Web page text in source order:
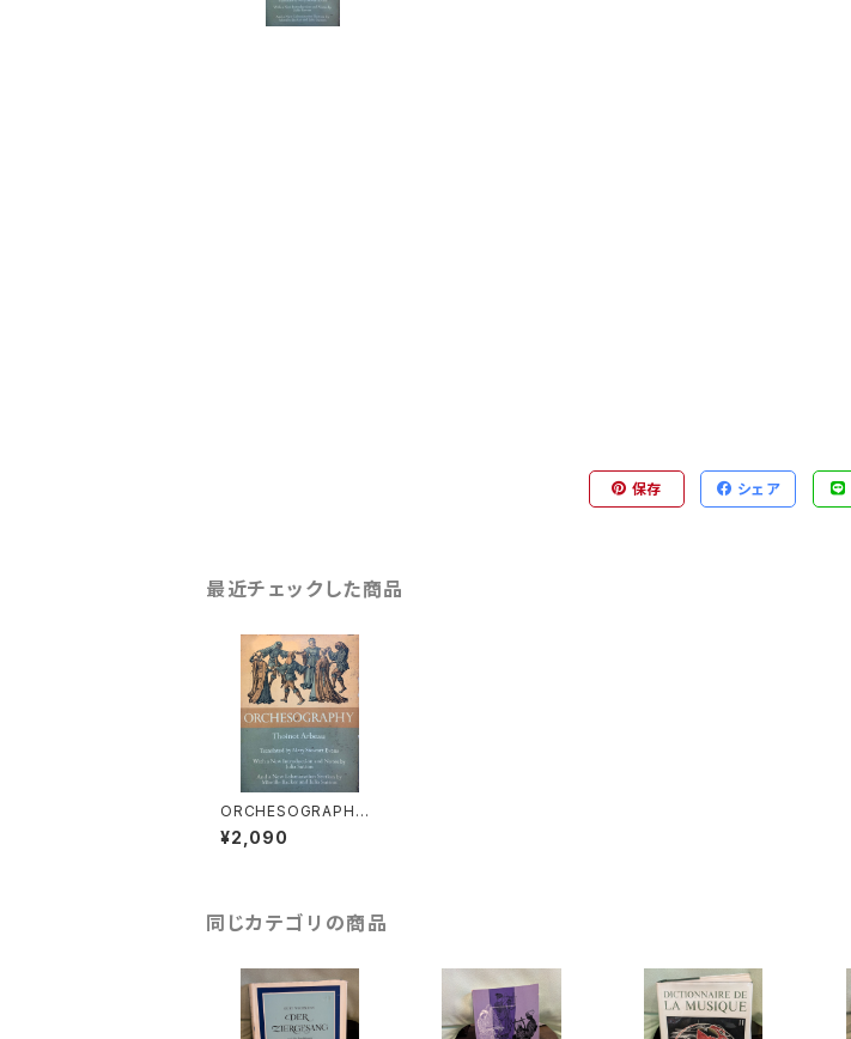
保存 シェア
最近チェックした商品
ORCHESOGRAPHY
【著：Thoinot Arbeau
英語訳：Mary Stew
¥2,090
同じカテゴリの商品